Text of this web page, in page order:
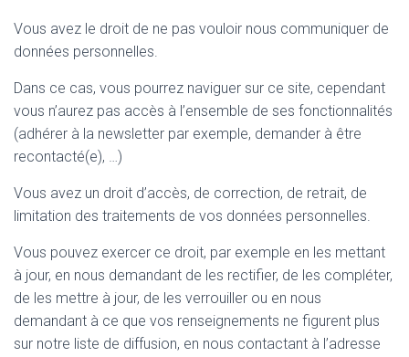
Vous avez le droit de ne pas vouloir nous communiquer de
données personnelles.
Dans ce cas, vous pourrez naviguer sur ce site, cependant
vous n’aurez pas accès à l’ensemble de ses fonctionnalités
(adhérer à la newsletter par exemple, demander à être
recontacté(e), …)
Vous avez un droit d’accès, de correction, de retrait, de
limitation des traitements de vos données personnelles.
Vous pouvez exercer ce droit, par exemple en les mettant
à jour, en nous demandant de les rectifier, de les compléter,
de les mettre à jour, de les verrouiller ou en nous
demandant à ce que vos renseignements ne figurent plus
sur notre liste de diffusion, en nous contactant à l’adresse